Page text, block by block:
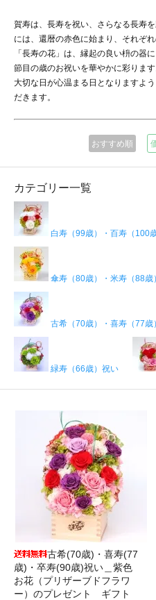
賀寿は、長寿を祝い、さらなる長寿
には、還暦の赤色に始まり、それぞ
「長寿の花」は、縁起の良い枡の器
節目の歳のお祝いを華やかに彩ります
大切な日が心温まる日となりますよ
だきます。
おすすめ順
カテゴリー一覧
白寿（99歳）・百寿（100
傘寿（80歳）・米寿（88
古希（70歳）・喜寿（77
緑寿（66歳）祝い
古希(70歳)・喜寿(77
歳)・卒寿(90歳)祝い＿紫色
お花（プリザーブドフラワ
ー）のプレゼント ギフト